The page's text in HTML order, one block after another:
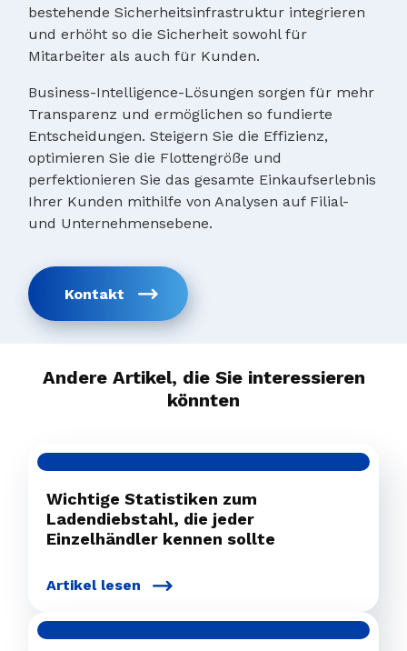
bestehende Sicherheitsinfrastruktur integrieren
und erhöht so die Sicherheit sowohl für
Mitarbeiter als auch für Kunden.
Business-Intelligence-Lösungen sorgen für mehr
Transparenz und ermöglichen so fundierte
Entscheidungen. Steigern Sie die Effizienz,
optimieren Sie die Flottengröße und
perfektionieren Sie das gesamte Einkaufserlebnis
Ihrer Kunden mithilfe von Analysen auf Filial-
und Unternehmensebene.
Kontakt
Andere Artikel, die Sie interessieren
könnten
Wichtige Statistiken zum
Ladendiebstahl, die jeder
Einzelhändler kennen sollte
Artikel lesen